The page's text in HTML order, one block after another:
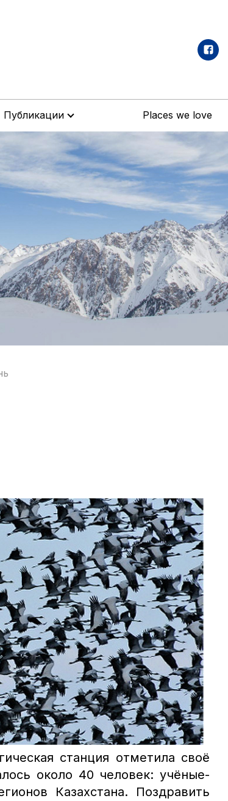
Публикации Places we love
станция отметила своё
около 40 человек: учёные-
Казахстана. Поздравить